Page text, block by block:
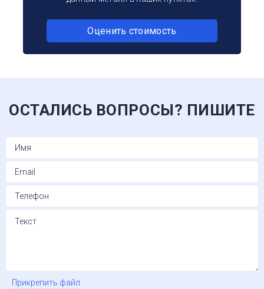
Оценить стоимость
ОСТАЛИСЬ ВОПРОСЫ? ПИШИТЕ
Прикрепить файл